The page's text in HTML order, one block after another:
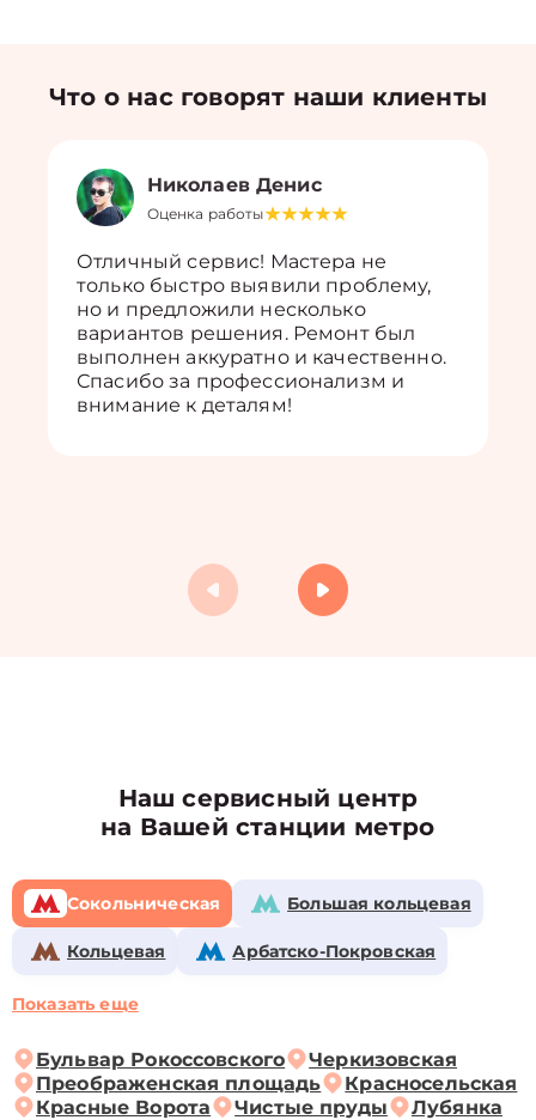
Что о нас говорят наши клиенты
Николаев Денис
Оценка работы
Отличный сервис! Мастера не
только быстро выявили проблему,
но и предложили несколько
вариантов решения. Ремонт был
выполнен аккуратно и качественно.
Спасибо за профессионализм и
внимание к деталям!
Наш сервисный центр
на Вашей станции метро
Сокольническая Большая кольцевая
Кольцевая Арбатско-Покровская
Показать еще
Бульвар Рокоссовского
Черкизовская
Преображенская площадь
Красносельская
Красные Ворота
Чистые пруды
Лубянка